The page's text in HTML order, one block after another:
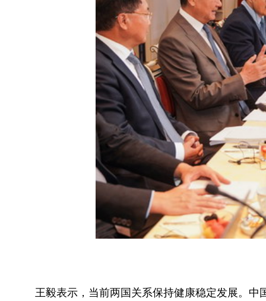
王毅表示，当前两国关系保持健康稳定发展。